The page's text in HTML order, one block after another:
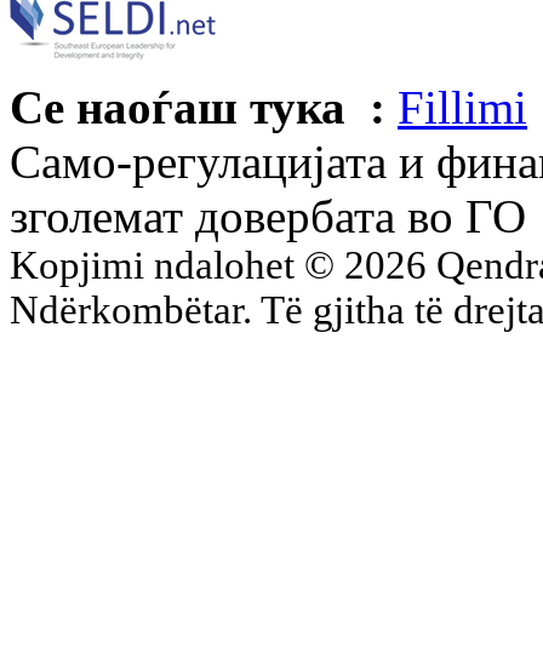
Се наоѓаш тука : Fillimi
Само-регулацијата и
зголемат довербата во ГО
Kopjimi ndalohet © 2026
Ndërkombëtar. Të gjitha të